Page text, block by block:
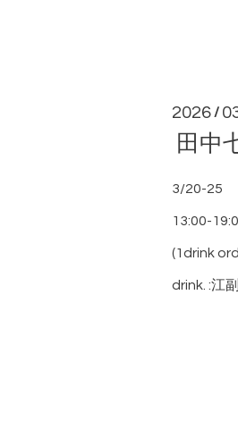
2026 /
田中
3/20-25
13:00-
(1drink
drink. :江